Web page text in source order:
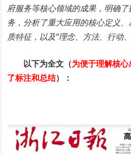
府服务等核心领域的成果，明确
务，分析了重大应用的核心定义
质特征，以及“理念、方法、行动
以下为全文（为便于理解核
了标注和总结）：